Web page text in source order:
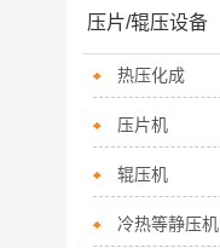
压片/辊压设备
热压化成
压片机
辊压机
冷热等静压机